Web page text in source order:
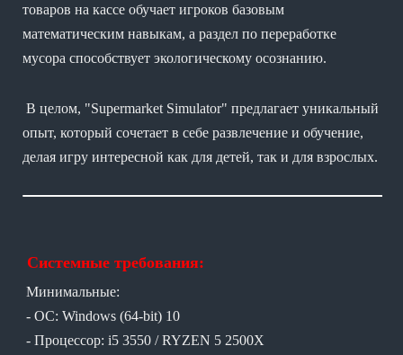
товаров на кассе обучает игроков базовым
математическим навыкам, а раздел по переработке
мусора способствует экологическому осознанию.
В целом, "Supermarket Simulator" предлагает уникальный
опыт, который сочетает в себе развлечение и обучение,
делая игру интересной как для детей, так и для взрослых.
Системные требования:
Минимальные:
- ОС: Windows (64-bit) 10
- Процессор: i5 3550 / RYZEN 5 2500X